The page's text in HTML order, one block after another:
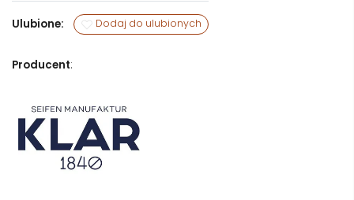
Ulubione: Dodaj do ulubionych
Producent: